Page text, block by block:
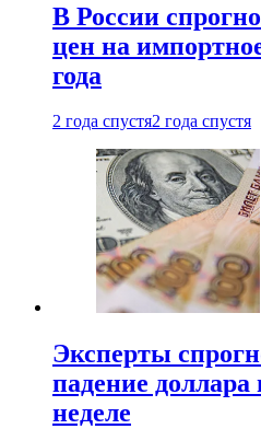
В России
цен на
года
2 года спустя2 года спустя
Эксперты
падение
неделе